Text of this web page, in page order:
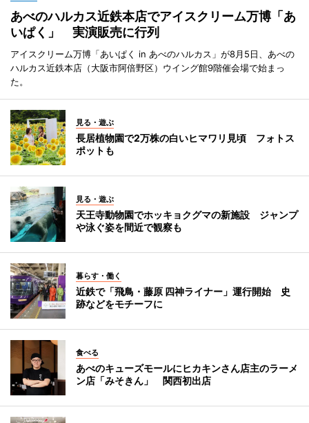
あべのハルカス近鉄本店でアイスクリーム万博「あ
いぱく」 実演販売に行列
アイスクリーム万博「あいぱく in あべのハルカス」が8月5日、あべの
ハルカス近鉄本店（大阪市阿倍野区）ウイング館9階催会場で始まっ
た。
見る・遊ぶ
長居植物園で2万株の白いヒマワリ見頃 フォトス
ポットも
見る・遊ぶ
天王寺動物園でホッキョクグマの新施設 ジャンプ
や泳ぐ姿を間近で観察も
暮らす・働く
近鉄で「飛鳥・藤原 四神ライナー」運行開始 史
跡などをモチーフに
食べる
あべのキューズモールにヒカキンさん店主のラーメ
ン店「みそきん」 関西初出店